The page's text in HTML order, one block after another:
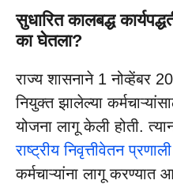
सुधारित कालबद्ध
का घेतला?
राज्य शासनाने 1 नोव्हेंबर
नियुक्त झालेल्या
योजना लागू केली होती.
राष्ट्रीय निवृत्तीवेतन
कर्मचाऱ्यांना लागू